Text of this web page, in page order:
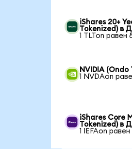
iShares 20+
Tokenized) в
1 TLTon равен
NVIDIA
1 NVDAon
iShares Core
Tokenized) в
1 IEFAon равен